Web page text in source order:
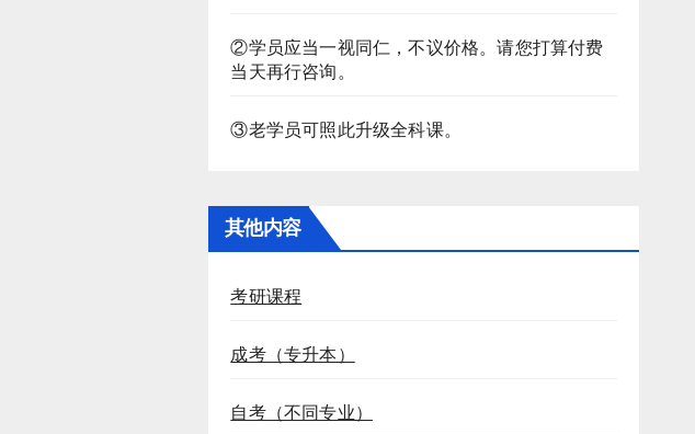
②学员应当一视同仁，不议价格。请您打算付费
当天再行咨询。
③老学员可照此升级全科课。
其他内容
考研课程
成考（专升本）
自考（不同专业）